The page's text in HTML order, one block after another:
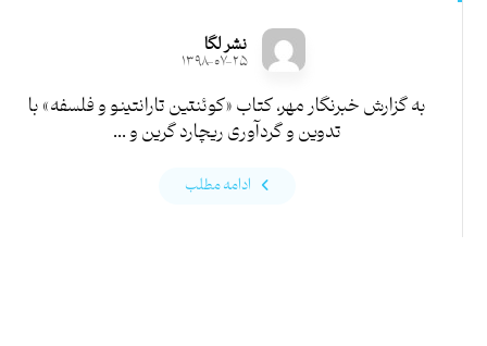
نشر لگا
۱۳۹۸-۰۷-۲۵
به گزارش خبرنگار مهر، کتاب «کوئنتین تارانتینو و فلسفه» با
تدوین و گردآوری ریچارد گرین و ...
ادامه مطلب